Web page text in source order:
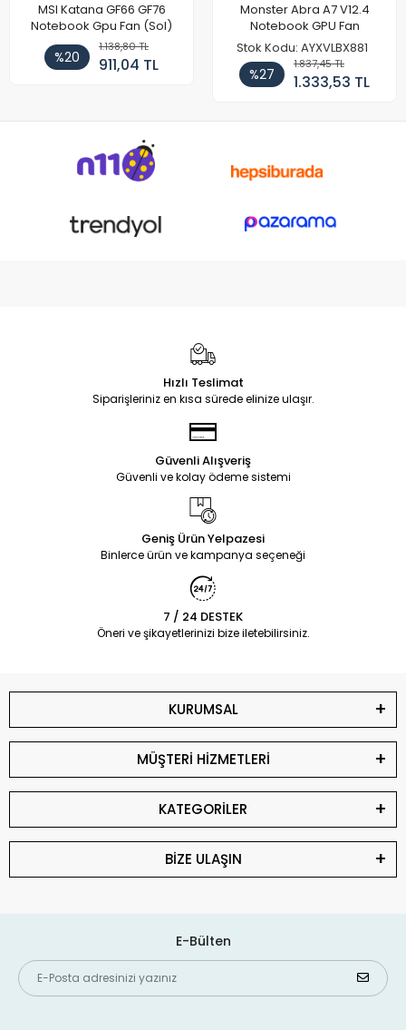
MSI Katana GF66 GF76
Notebook Gpu Fan (Sol)
%20
1.138,80 TL
911,04 TL
Monster Abra A7 V12.4
Notebook GPU Fan
Stok Kodu: AYXVLBX881
%27
1.837,45 TL
1.333,53 TL
Hızlı Teslimat
Siparişleriniz en kısa sürede elinize ulaşır.
Güvenli Alışveriş
Güvenli ve kolay ödeme sistemi
Geniş Ürün Yelpazesi
Binlerce ürün ve kampanya seçeneği
7 / 24 DESTEK
Öneri ve şikayetlerinizi bize iletebilirsiniz.
KURUMSAL
MÜŞTERİ HİZMETLERİ
KATEGORİLER
BİZE ULAŞIN
E-Bülten